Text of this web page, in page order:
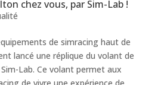
chez vous, par Sim-Lab !
de simracing haut de
lancé une réplique du volant de
Lab. Ce volant permet aux